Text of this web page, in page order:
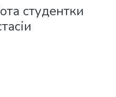
студентки